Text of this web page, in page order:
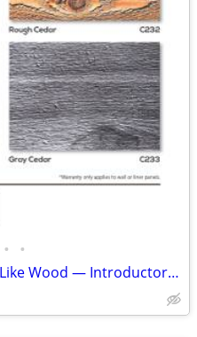
• •
36" Metal Siding That Looks Like Wood — Introductory Pricing $6.80/ft